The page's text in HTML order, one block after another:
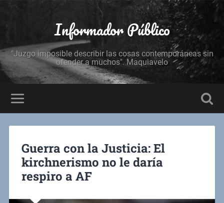
Informador Público
"Juzgo imposible describir las cosas contemporáneas sin
ofender a muchos". Maquiavelo
Guerra con la Justicia: El
kirchnerismo no le daría
respiro a AF